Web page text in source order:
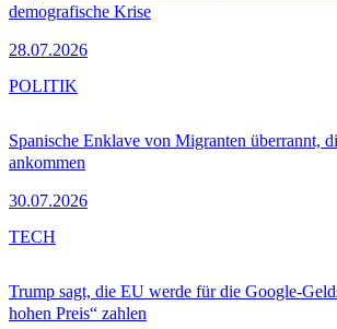
demografische Krise
28.07.2026
Spanische Enklave von Migranten überrannt,
ankommen
30.07.2026
POLITIK
Trump sagt, die EU werde für die Google-
hohen Preis“ zahlen
TECH